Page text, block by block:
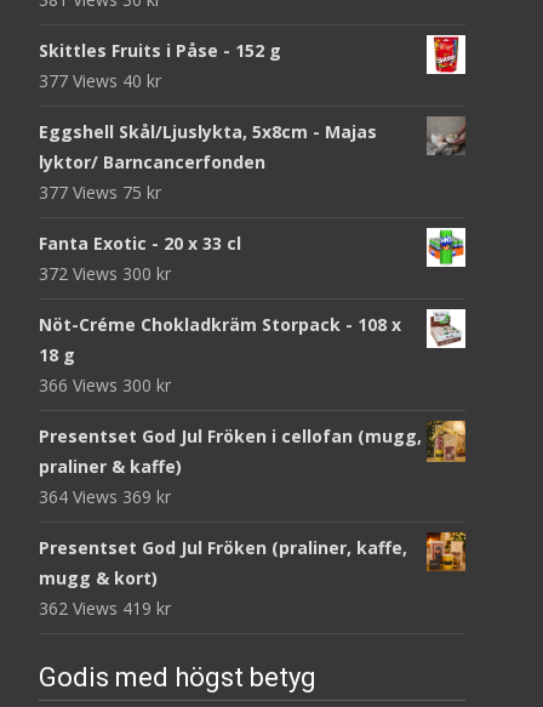
Skittles Fruits i Påse - 152 g
377 Views 40 kr
Eggshell Skål/Ljuslykta, 5x8cm - Majas
lyktor/ Barncancerfonden
377 Views 75 kr
Fanta Exotic - 20 x 33 cl
372 Views 300 kr
Nöt-Créme Chokladkräm Storpack - 108 x
18 g
366 Views 300 kr
Presentset God Jul Fröken i cellofan (mugg,
praliner & kaffe)
364 Views 369 kr
Presentset God Jul Fröken (praliner, kaffe,
mugg & kort)
362 Views 419 kr
Godis med högst betyg